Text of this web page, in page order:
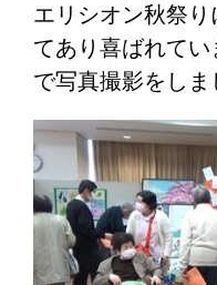
エリシオン秋祭
てあり喜ばれて
で写真撮影をしま